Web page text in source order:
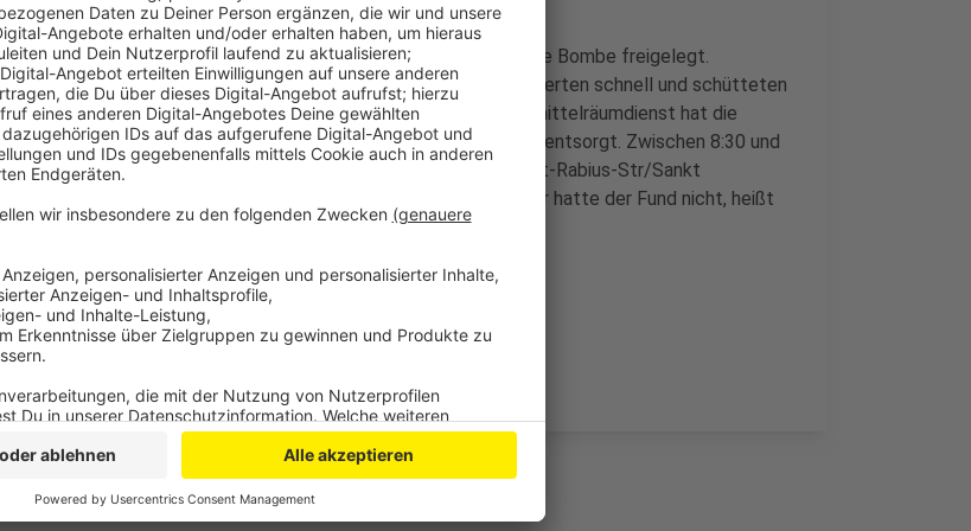
Sie soll etwa 30 mal 15 Zentimeter groß sein. Ein Bagger hatte die Bombe freigelegt.
Daraufhin hatte sie angefangen zu rauchen. dDe Bauarbeiter reagierten schnell und schütteten
Erde darauf, um einen Brand zu verhindern. Der alarmierte Kampfmittelräumdienst hat die
Bombe dann luftdicht verpackt und mitgenommen. Sie wird jetzt entsorgt. Zwischen 8:30 und
10:30 waren der Fuß- und Radweg an der Fundstelle Ecke Herbert-Rabius-Str/Sankt
Augustiner Straße gesperrt. Weitere Auwirkungen auf den Verkehr hatte der Fund nicht, heißt
es von der Feuerwehr.WD
+++Aktualisiert um 11:30+++
Anzeige